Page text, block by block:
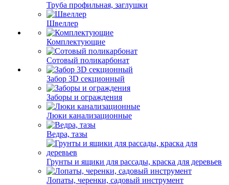
Труба профильная, заглушки
Швеллер
Комплектующие
Сотовый поликарбонат
Забор 3D секционный
Заборы и ограждения
Люки канализационные
Ведра, тазы
Грунты и ящики для рассады, краска для деревьев
Лопаты, черенки, садовый инструмент